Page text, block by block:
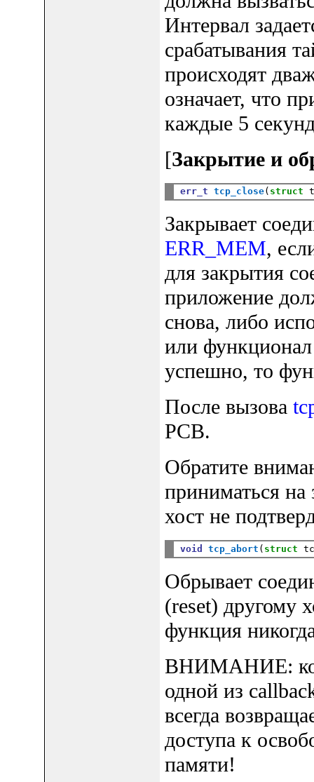
Интервал
срабатывания
происходят
означает, что
каждые 5
[Закрытие и
err_t tcp_close( struct
Закрывает
ERR_MEM,
для закрытия
приложение
снова, либо
или
успешно, то
После вызова
PCB.
Обратите
приниматься на
хост не
void tcp_abort ( struct
Обрывает
(reset) другому
функция
ВНИМАНИЕ:
одной из
всегда
доступа к
памяти!